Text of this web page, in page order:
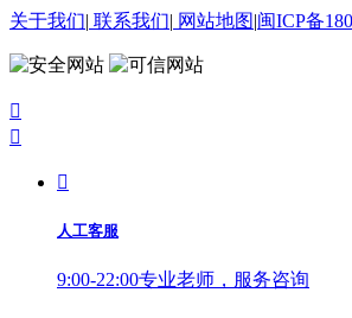
关于我们| 联系我们| 网站地图|闽ICP备



人工客服
9:00-22:00专业老师，服务咨询